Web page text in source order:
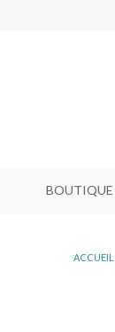
BOUTIQUE
ACCUEIL